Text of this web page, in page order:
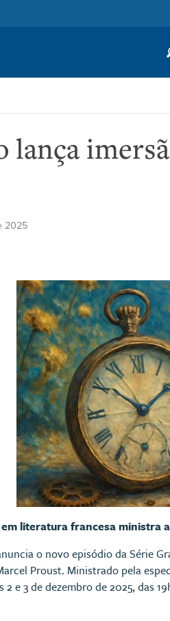
2025
literatura francesa ministra
o novo episódio da Série
Proust. Ministrado pela
e 3 de dezembro de 2025, das